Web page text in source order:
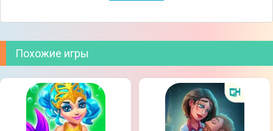
доступны и другие возможности. Например,
также шанс сменить имидж главной героини.
Причем этому аспекту можно посвятить довольно
изменить все, начиная с цвета глаза девушки и
заканчивая новыми туфлями.
Похожие игры